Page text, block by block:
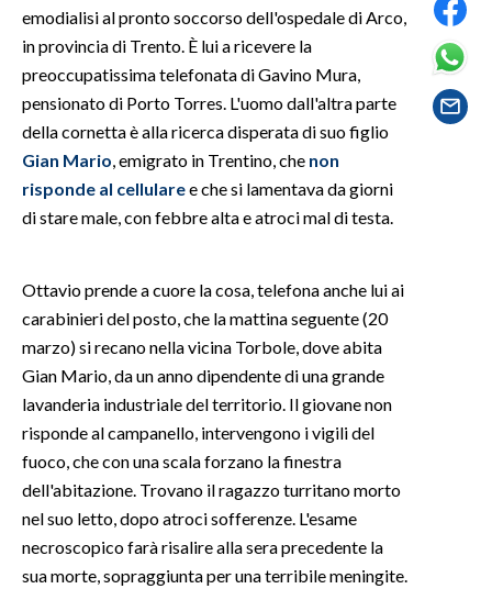
SARDEGNA TURISMO
SARDI NEL MONDO
NOTIZIE
EVENTI
#CARAUNIONE
INSULARITÀ
INFO AZIENDE
ABBONATI
ANNUNCI
PUBBLICITÀ
SPIAGGE
STORE
emodialisi al pronto soccorso dell'ospedale di Arco,
in provincia di Trento. È lui a ricevere la
preoccupatissima telefonata di Gavino Mura,
pensionato di Porto Torres. L'uomo dall'altra parte
della cornetta è alla ricerca disperata di suo figlio
Gian Mario , emigrato in Trentino, che non
risponde al cellularee che si lamentava da giorni
di stare male, con febbre alta e atroci mal di testa.
Ottavio prende a cuore la cosa, telefona anche lui ai
carabinieri del posto, che la mattina seguente (20
marzo) si recano nella vicina Torbole, dove abita
Gian Mario, da un anno dipendente di una grande
lavanderia industriale del territorio. Il giovane non
risponde al campanello, intervengono i vigili del
fuoco, che con una scala forzano la finestra
dell'abitazione. Trovano il ragazzo turritano morto
nel suo letto, dopo atroci sofferenze. L'esame
necroscopico farà risalire alla sera precedente la
sua morte, sopraggiunta per una terribile meningite.